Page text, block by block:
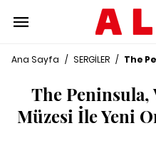
Ana Sayfa / SERGİLER / The
The
Müzesi İle Yeni